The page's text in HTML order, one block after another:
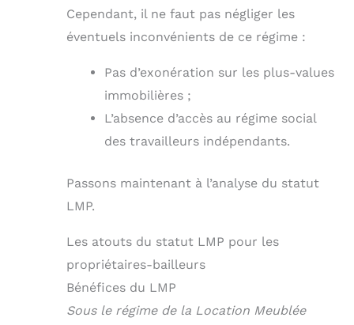
Cependant, il ne faut pas négliger les
éventuels inconvénients de ce régime :
Pas d’exonération sur les plus-values
immobilières ;
L’absence d’accès au régime social
des travailleurs indépendants.
Passons maintenant à l’analyse du statut
LMP.
Les atouts du statut LMP pour les
propriétaires-bailleurs
Bénéfices du LMP
Sous le régime de la Location Meublée